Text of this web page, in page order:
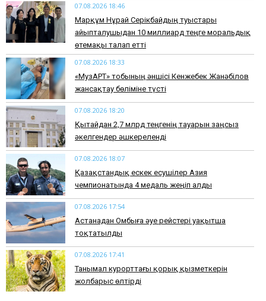
07.08.2026 18:46
Марқұм Нұрай Серікбайдың туыстары
айыпталушыдан 10 миллиард теңге моральдық
өтемақы талап етті
07.08.2026 18:33
«МузАРТ» тобының әншісі Кенжебек Жанәбілов
жансақтау бөліміне түсті
07.08.2026 18:20
Қытайдан 2,7 млрд теңгенің тауарын заңсыз
әкелгендер әшкереленді
07.08.2026 18:07
Қазақстандық ескек есушілер Азия
чемпионатында 4 медаль жеңіп алды
07.08.2026 17:54
Астанадан Омбыға әуе рейстері уақытша
тоқтатылды
07.08.2026 17:41
​Танымал курорттағы қорық қызметкерін
жолбарыс өлтірді